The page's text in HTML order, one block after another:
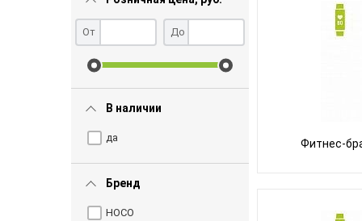
От До
В наличии
да
Бренд
HOCO
Фитнес-